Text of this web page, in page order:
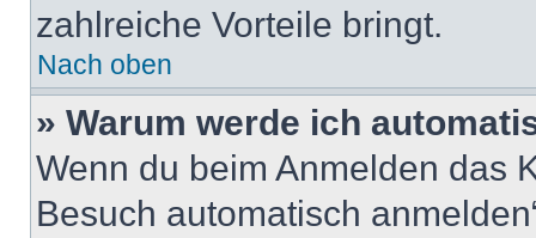
zahlreiche Vorteile bringt.
Nach oben
» Warum werde ich
Wenn du beim Anmelden das
Besuch automatisch